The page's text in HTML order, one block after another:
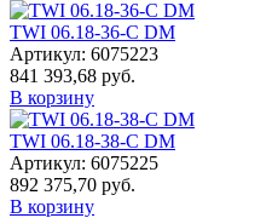
TWI 06.18-36-C DM
Артикул: 6075223
841 393,68 руб.
В корзину
TWI 06.18-38-C DM
Артикул: 6075225
892 375,70 руб.
В корзину